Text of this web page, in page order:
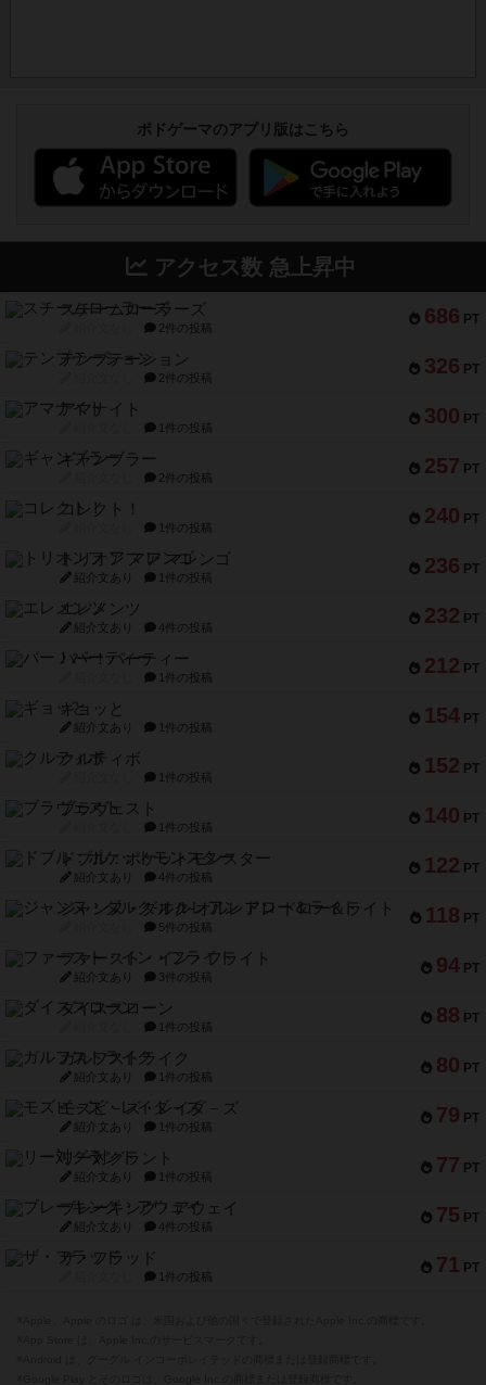
ボドゲーマのアプリ版はこちら
アクセス数 急上昇中
686 PT
スチームローラーズ
2件の投稿
326 PT
テンプテーション
2件の投稿
300 PT
アマナイト
1件の投稿
257 PT
ギャンブラー
2件の投稿
240 PT
コレクト！
1件の投稿
236 PT
トリオンフ ア マレンゴ
紹介文あり 1件の投稿
232 PT
エレメンツ
紹介文あり 4件の投稿
212 PT
バー！パーティー
1件の投稿
154 PT
ギョッと
紹介文あり 1件の投稿
152 PT
クルティボ
1件の投稿
140 PT
ブラヴェスト
1件の投稿
122 PT
ドブル：ポケットモンスター
紹介文あり 4件の投稿
118 PT
ジャンヌ・ダルク-オルレアン ドロー＆ライト
5件の投稿
94 PT
ファースト・イン・フライト
紹介文あり 3件の投稿
88 PT
ダイススローン
1件の投稿
80 PT
ガルフストライク
紹介文あり 1件の投稿
79 PT
モズビ－ズ・レイダ－ズ
紹介文あり 1件の投稿
77 PT
リー対グラント
紹介文あり 1件の投稿
75 PT
ブレーキング・アウェイ
紹介文あり 4件の投稿
71 PT
ザ・フラッド
1件の投稿